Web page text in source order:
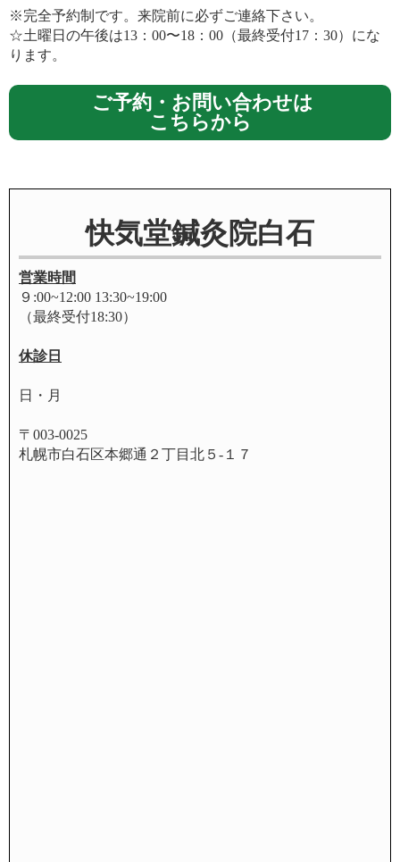
※完全予約制です。来院前に必ずご連絡下さい。
☆土曜日の午後は13：00〜18：00（最終受付17：30）にな
ります。
ご予約・お問い合わせは
こちらから
快気堂鍼灸院白石
営業時間
９:00~12:00 13:30~19:00
（最終受付18:30）
休診日
日・月
〒003-0025
札幌市白石区本郷通２丁目北５-１７